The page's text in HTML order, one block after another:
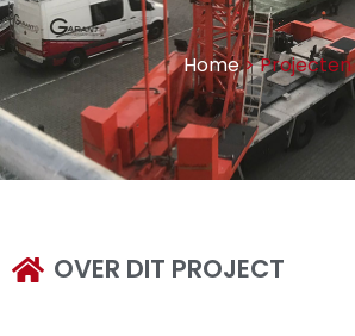
Home>Projecten
OVER DIT PROJECT